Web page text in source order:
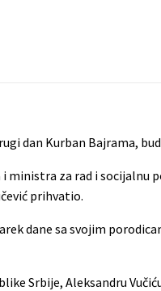
dan Kurban Bajrama,
za rad i socijalnu
prihvatio.
dane sa svojim
Srbije, Aleksandru